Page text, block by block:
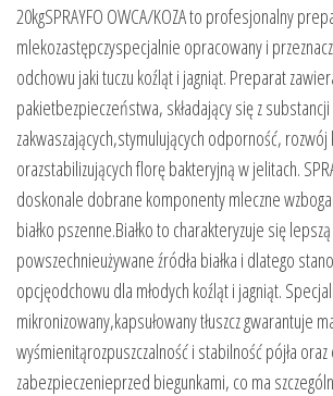
20kgSPRAYFO OWCA/KOZA to profesjonalny
mlekozastępczyspecjalnie opracowany i
odchowu jaki tuczu koźląt i jagniąt. Preparat
pakietbezpieczeństwa, składający się z substancji
zakwaszających,stymulujących odporność,
orazstabilizujących florę bakteryjną w jelitach.
doskonale dobrane komponenty mleczne
białko pszenne.Białko to charakteryzuje się
powszechnieużywane źródła białka i dlatego
opcjęodchowu dla młodych koźląt i jagniąt.
mikronizowany,kapsułowany tłuszcz gwarantuje
wyśmienitąrozpuszczalność i stabilność pójła
zabezpieczenieprzed biegunkami, co ma